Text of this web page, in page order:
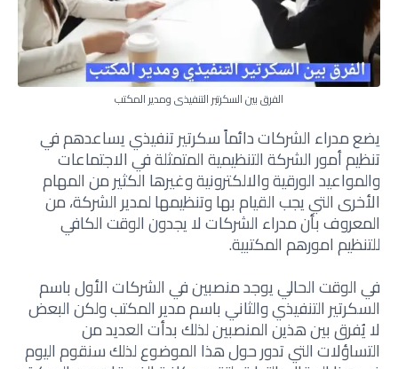
الفرق بين السكرتير التنفيذي ومدير المكتب
يضع مدراء الشركات دائماً سكرتير تنفيذي يساعدهم في
تنظيم أمور الشركة التنظيمية المتمثلة في الاجتماعات
والمواعيد الورقية والالكترونية وغيرها الكثير من المهام
الأخرى التي يجب القيام بها وتنظيمها لمدير الشركة، من
المعروف بأن مدراء الشركات لا يجدون الوقت الكافي
للتنظيم امورهم المكتبية.
في الوقت الحالي يوجد منصبين في الشركات الأول باسم
السكرتير التنفيذي والثاني باسم مدير المكتب ولكن البعض
لا يُفرق بين هذين المنصبين لذلك بدأت العديد من
التساؤلات التي تدور حول هذا الموضوع لذلك سنقوم اليوم